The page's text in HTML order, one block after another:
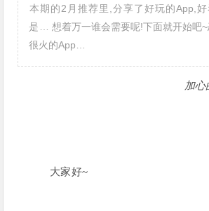
本期的2月推荐里,分享了好玩的App,
是… 想着万一谁会需要呢!下面就开始吧
很火的App…
加心
大家好~